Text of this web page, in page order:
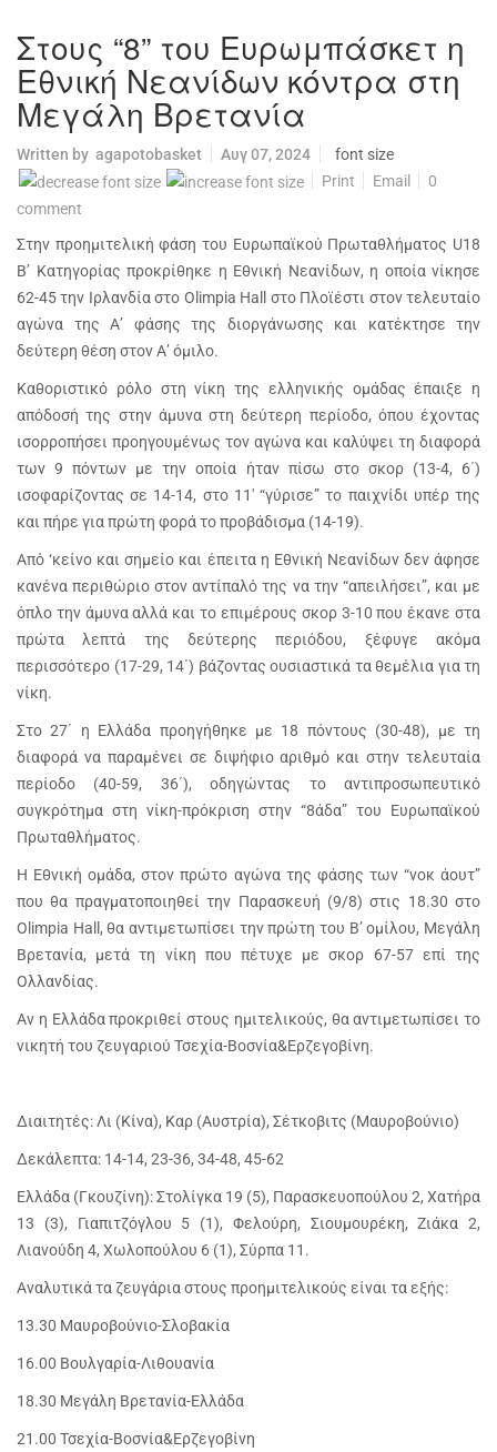
Στους “8” του Ευρωμπάσκετ η
Εθνική Νεανίδων κόντρα στη
Μεγάλη Βρετανία
Written by agapotobasket Αυγ 07, 2024
font size
Print
Email
0
comment
Στην προημιτελική φάση του Ευρωπαϊκού Πρωταθλήματος U18
B’ Κατηγορίας προκρίθηκε η Εθνική Νεανίδων, η οποία νίκησε
62-45 την Ιρλανδία στο Olimpia Hall στο Πλοϊέστι στον τελευταίο
αγώνα της Α’ φάσης της διοργάνωσης και κατέκτησε την
δεύτερη θέση στον Α’ όμιλο.
Καθοριστικό ρόλο στη νίκη της ελληνικής ομάδας έπαιξε η
απόδοσή της στην άμυνα στη δεύτερη περίοδο, όπου έχοντας
ισορροπήσει προηγουμένως τον αγώνα και καλύψει τη διαφορά
των 9 πόντων με την οποία ήταν πίσω στο σκορ (13-4, 6΄)
ισοφαρίζοντας σε 14-14, στο 11′ “γύρισε” το παιχνίδι υπέρ της
και πήρε για πρώτη φορά το προβάδισμα (14-19).
Από ‘κείνο και σημείο και έπειτα η Εθνική Νεανίδων δεν άφησε
κανένα περιθώριο στον αντίπαλό της να την “απειλήσει”, και με
όπλο την άμυνα αλλά και το επιμέρους σκορ 3-10 που έκανε στα
πρώτα λεπτά της δεύτερης περιόδου, ξέφυγε ακόμα
περισσότερο (17-29, 14΄) βάζοντας ουσιαστικά τα θεμέλια για τη
νίκη.
Στο 27΄ η Ελλάδα προηγήθηκε με 18 πόντους (30-48), με τη
διαφορά να παραμένει σε διψήφιο αριθμό και στην τελευταία
περίοδο (40-59, 36΄), οδηγώντας το αντιπροσωπευτικό
συγκρότημα στη νίκη-πρόκριση στην “8άδα” του Ευρωπαϊκού
Πρωταθλήματος.
Η Εθνική ομάδα, στον πρώτο αγώνα της φάσης των “νοκ άουτ”
που θα πραγματοποιηθεί την Παρασκευή (9/8) στις 18.30 στο
Olimpia Hall, θα αντιμετωπίσει την πρώτη του Β’ ομίλου, Μεγάλη
Βρετανία, μετά τη νίκη που πέτυχε με σκορ 67-57 επί της
Ολλανδίας.
Αν η Ελλάδα προκριθεί στους ημιτελικούς, θα αντιμετωπίσει το
νικητή του ζευγαριού Τσεχία-Βοσνία&Ερζεγοβίνη.
Διαιτητές: Λι (Κίνα), Καρ (Αυστρία), Σέτκοβιτς (Μαυροβούνιο)
Δεκάλεπτα: 14-14, 23-36, 34-48, 45-62
Ελλάδα (Γκουζίνη): Στολίγκα 19 (5), Παρασκευοπούλου 2, Χατήρα
13 (3), Γιαπιτζόγλου 5 (1), Φελούρη, Σιουμουρέκη, Ζιάκα 2,
Λιανούδη 4, Χωλοπούλου 6 (1), Σύρπα 11.
Αναλυτικά τα ζευγάρια στους προημιτελικούς είναι τα εξής:
13.30 Μαυροβούνιο-Σλοβακία
16.00 Βουλγαρία-Λιθουανία
18.30 Μεγάλη Βρετανία-Ελλάδα
21.00 Τσεχία-Βοσνία&Ερζεγοβίνη